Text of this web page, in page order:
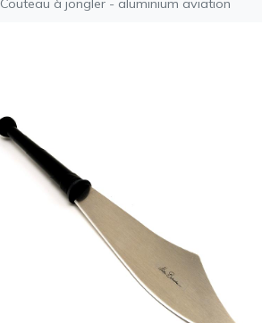
Couteau à jongler - aluminium aviation